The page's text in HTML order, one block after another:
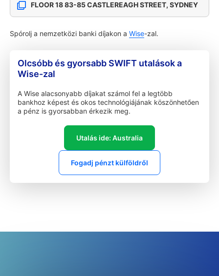
FLOOR 18 83-85 CASTLEREAGH STREET, SYDNEY
Spórolj a nemzetközi banki díjakon a Wise-zal.
Olcsóbb és gyorsabb SWIFT utalások a
Wise-zal
A Wise alacsonyabb díjakat számol fel a legtöbb
bankhoz képest és okos technológiájának köszönhetően
a pénz is gyorsabban érkezik meg.
Utalás ide: Australia
Fogadj pénzt külföldről